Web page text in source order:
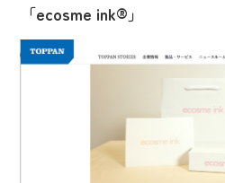
「ecosme ink®」